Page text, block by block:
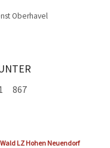
Oberhavel
867
LZ Hohen Neuendorf